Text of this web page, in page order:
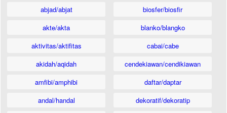
abjad/abjat
akte/akta
aktivitas/aktifitas
akidah/aqidah
amfibi/amphibi
andal/handal
biosfer/biosfir
blanko/blangko
cabai/cabe
cendekiawan/cendikiawan
daftar/daptar
dekoratif/dekoratip